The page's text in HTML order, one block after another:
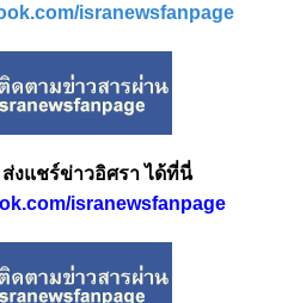
isranewsfanpage
งแชร์ข่าวอิศรา ได้ที่นี่
isranewsfanpage